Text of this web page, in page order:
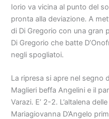
Iorio va vicina al punto del
pronta alla deviazione. A
di Di Gregorio con una gran
Di Gregorio che batte
negli spogliatoi.
La ripresa si apre nel segno
Maglieri beffa Angelini e il
Varazi. E’ 2-2. L’altalena
Mariagiovanna D’Angelo